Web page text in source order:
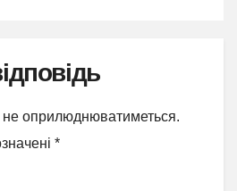
оприлюднюватиметься.
*